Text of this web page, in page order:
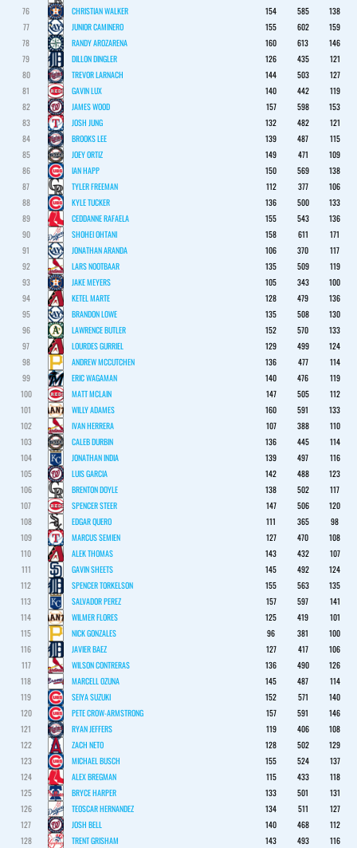
76
CHRISTIAN WALKER 154 585
138
77
JUNIOR CAMINERO 155 602
159
78
RANDY AROZARENA 160 613
146
79
DILLON DINGLER 126 435
121
80
TREVOR LARNACH 144 503
127
81
GAVIN LUX 140 442
119
82
JAMES WOOD 157 598
153
83
JOSH JUNG 132 482
121
84
BROOKS LEE 139 487
115
85
JOEY ORTIZ 149 471
109
86
IAN HAPP 150 569
138
87
TYLER FREEMAN 112 377
106
88
KYLE TUCKER 136 500
133
89
CEDDANNE RAFAELA 155 543
136
90
SHOHEI OHTANI 158 611
171
91
JONATHAN ARANDA 106 370
117
92
LARS NOOTBAAR 135 509
119
93
JAKE MEYERS 105 343
100
94
KETEL MARTE 128 479
136
95
BRANDON LOWE 135 508
130
96
LAWRENCE BUTLER 152 570
133
97
LOURDES GURRIEL 129 499
124
98
ANDREW MCCUTCHEN 136 477
114
99
ERIC WAGAMAN 140 476
119
100
MATT MCLAIN 147 505
112
101
WILLY ADAMES 160 591
133
102
IVAN HERRERA 107 388
110
103
CALEB DURBIN 136 445
114
104
JONATHAN INDIA 139 497
116
105
LUIS GARCIA 142 488
123
106
BRENTON DOYLE 138 502
117
107
SPENCER STEER 147 506
120
108
EDGAR QUERO 111 365
98
109
MARCUS SEMIEN 127 470
108
110
ALEK THOMAS 143 432
107
111
GAVIN SHEETS 145 492
124
112
SPENCER TORKELSON 155 563
135
113
SALVADOR PEREZ 157 597
141
114
WILMER FLORES 125 419
101
115
NICK GONZALES 96 381
100
116
JAVIER BAEZ 127 417
106
117
WILSON CONTRERAS 136 490
126
118
MARCELL OZUNA 145 487
114
119
SEIYA SUZUKI 152 571
140
120
PETE CROW-ARMSTRONG 157 591
146
121
RYAN JEFFERS 119 406
108
122
ZACH NETO 128 502
129
123
MICHAEL BUSCH 155 524
137
124
ALEX BREGMAN 115 433
118
125
BRYCE HARPER 133 501
131
126
TEOSCAR HERNANDEZ 134 511
127
127
JOSH BELL 140 468
112
128
TRENT GRISHAM 143 493
116